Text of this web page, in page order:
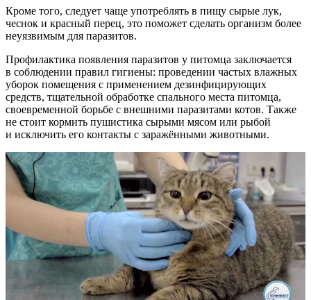
Кроме того, следует чаще употреблять в пищу сырые лук,
чеснок и красный перец, это поможет сделать организм более
неуязвимым для паразитов.
Профилактика появления паразитов у питомца заключается
в соблюдении правил гигиены: проведении частых влажных
уборок помещения с применением дезинфицирующих
средств, тщательной обработке спального места питомца,
своевременной борьбе с внешними паразитами котов. Также
не стоит кормить пушистика сырыми мясом или рыбой
и исключить его контакты с заражёнными животными.